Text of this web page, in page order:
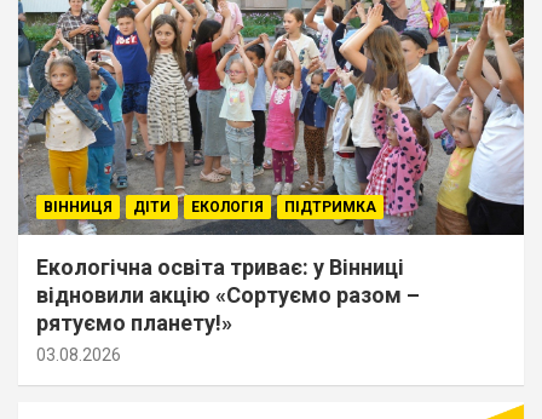
ВІННИЦЯ ДІТИ ЕКОЛОГІЯ ПІДТРИМКА
Екологічна освіта триває: у Вінниці
відновили акцію «Сортуємо разом –
рятуємо планету!»
03.08.2026